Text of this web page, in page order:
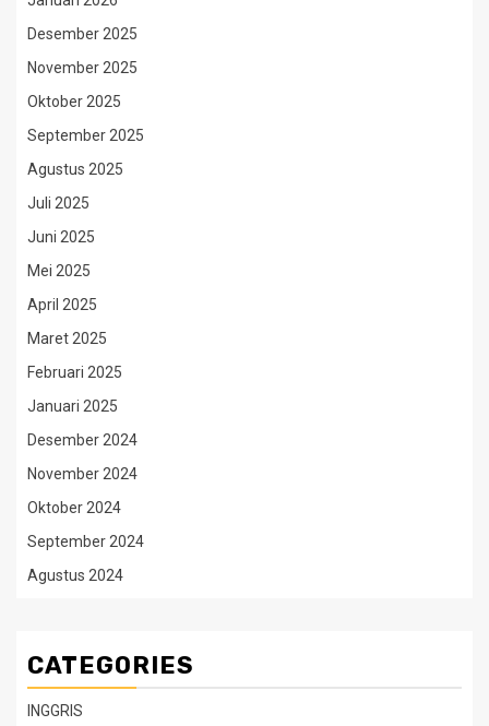
Desember 2025
November 2025
Oktober 2025
September 2025
Agustus 2025
Juli 2025
Juni 2025
Mei 2025
April 2025
Maret 2025
Februari 2025
Januari 2025
Desember 2024
November 2024
Oktober 2024
September 2024
Agustus 2024
CATEGORIES
INGGRIS